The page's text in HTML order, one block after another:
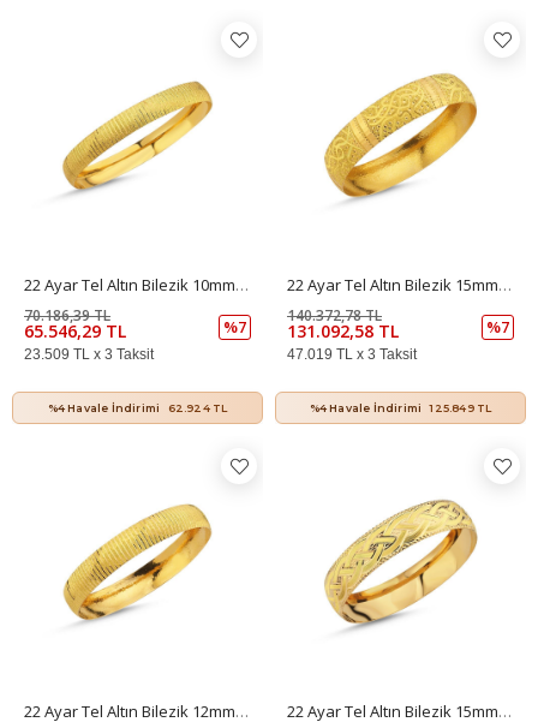
22 Ayar Tel Altın Bilezik 10mm 10 Gr
65.546,29 TL
70.186,39 TL
%7
23.509 TL x 3 Taksit
%4 Havale İndirimi 62.924 TL
22 Ayar Tel Altın Bilezik 15mm 20 Gr
131.092,58 TL
140.372,78 TL
%7
47.019 TL x 3 Taksit
%4 Havale İndirimi 125.849 TL
22 Ayar Tel Altın Bilezik 12mm 15 Gr 22 Ayar Tel Altın Bilezik 15mm 20 Gr